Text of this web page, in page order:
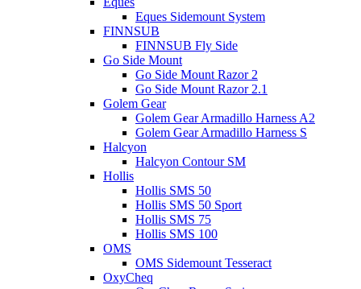
Eques Sidemount System
FINNSUB
FINNSUB Fly Side
Go Side Mount
Go Side Mount Razor 2
Go Side Mount Razor 2.1
Golem Gear
Golem Gear Armadillo Harness A2
Golem Gear Armadillo Harness S
Halcyon
Halcyon Contour SM
Hollis
Hollis SMS 50
Hollis SMS 50 Sport
Hollis SMS 75
Hollis SMS 100
OMS
OMS Sidemount Tesseract
OxyCheq